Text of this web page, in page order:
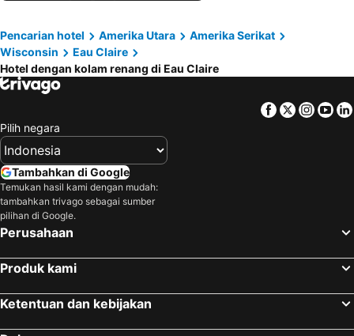
Pencarian hotel Amerika Utara
Amerika Serikat
Wisconsin
Eau Claire
Hotel dengan kolam renang di Eau Claire
Facebook
Twitter
Pilih negara
Tambahkan di Google
Temukan hasil kami dengan mudah:
tambahkan trivago sebagai sumber
pilihan di Google.
Perusahaan
Produk kami
Ketentuan dan kebijakan